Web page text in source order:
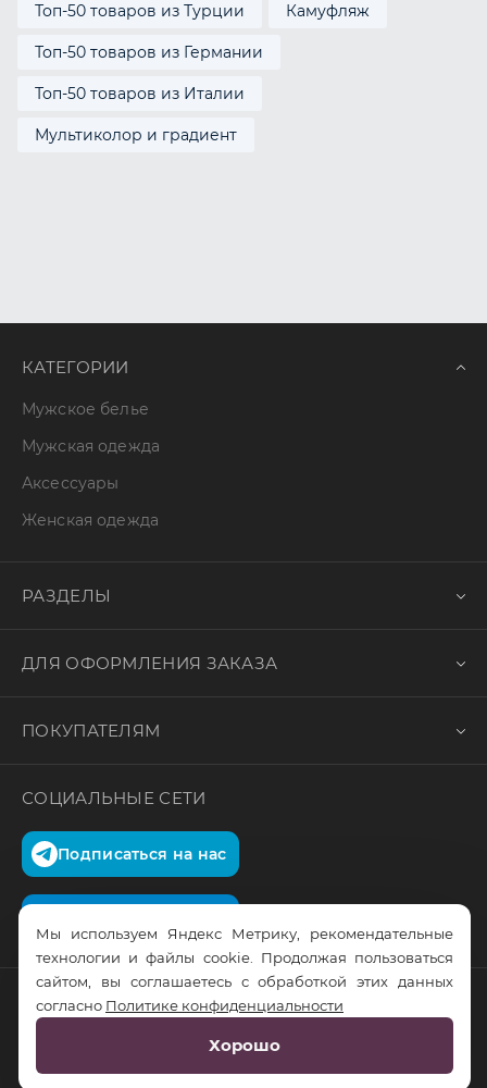
Топ-50 товаров из Турции Камуфляж
Топ-50 товаров из Германии
Топ-50 товаров из Италии
Мультиколор и градиент
КАТЕГОРИИ
Мужское белье
Мужская одежда
Аксессуары
Женская одежда
РАЗДЕЛЫ
ДЛЯ ОФОРМЛЕНИЯ ЗАКАЗА
ПОКУПАТЕЛЯМ
СОЦИАЛЬНЫЕ СЕТИ
Подписаться на нас
© RusTrus. 2011-2026. Все права защищены
RS Digital
Мы используем Яндекс Метрику, рекомендательные
технологии и файлы cookie. Продолжая пользоваться
сайтом, вы соглашаетесь с обработкой этих данных
согласно Политике конфиденциальности
Хорошо